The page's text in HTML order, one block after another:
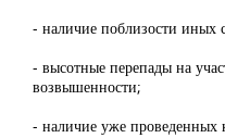
- наличие поблизости
- высотные перепады на
возвышенности;
- наличие уже проведенных